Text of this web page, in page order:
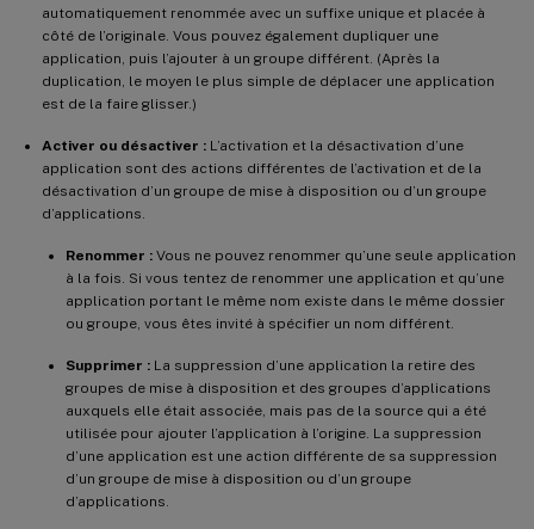
automatiquement renommée avec un suffixe unique et placée à
côté de l’originale. Vous pouvez également dupliquer une
application, puis l’ajouter à un groupe différent. (Après la
duplication, le moyen le plus simple de déplacer une application
est de la faire glisser.)
Activer ou désactiver : L’activation et la désactivation d’une
application sont des actions différentes de l’activation et de la
désactivation d’un groupe de mise à disposition ou d’un groupe
d’applications.
Renommer : Vous ne pouvez renommer qu’une seule application
à la fois. Si vous tentez de renommer une application et qu’une
application portant le même nom existe dans le même dossier
ou groupe, vous êtes invité à spécifier un nom différent.
Supprimer : La suppression d’une application la retire des
groupes de mise à disposition et des groupes d’applications
auxquels elle était associée, mais pas de la source qui a été
utilisée pour ajouter l’application à l’origine. La suppression
d’une application est une action différente de sa suppression
d’un groupe de mise à disposition ou d’un groupe
d’applications.